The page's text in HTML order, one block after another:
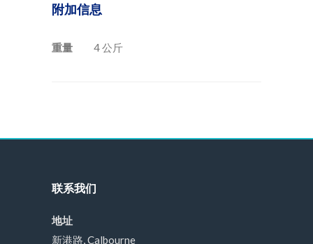
附加信息
重量 4 公斤
联系我们
地址
新港路, Calbourne